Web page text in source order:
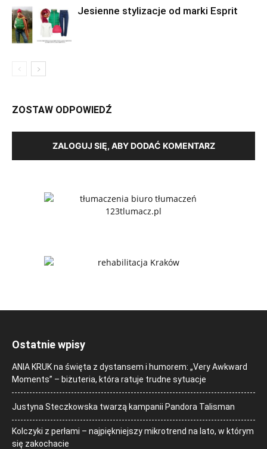
Jesienne stylizacje od marki Esprit
ZOSTAW ODPOWIEDŹ
ZALOGUJ SIĘ, ABY DODAĆ KOMENTARZ
Ostatnie wpisy
ANIA KRUK na święta z dystansem i humorem: „Very Awkward
Moments” – biżuteria, która ratuje trudne sytuacje
Justyna Steczkowska twarzą kampanii Pandora Talisman
Kolczyki z perłami – najpiękniejszy mikrotrend na lato, w którym
się zakochacie